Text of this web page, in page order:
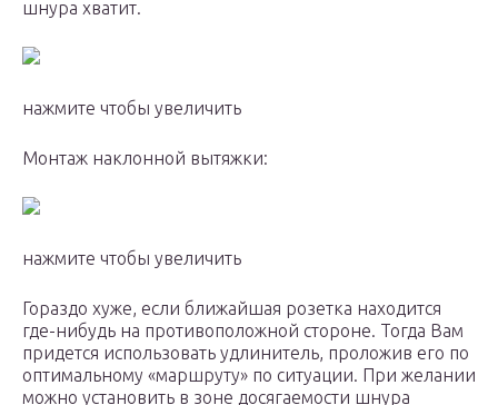
шнура хватит.
нажмите чтобы увеличить
Монтаж наклонной вытяжки:
нажмите чтобы увеличить
Гораздо хуже, если ближайшая розетка находится
где-нибудь на противоположной стороне. Тогда Вам
придется использовать удлинитель, проложив его по
оптимальному «маршруту» по ситуации. При желании
можно установить в зоне досягаемости шнура